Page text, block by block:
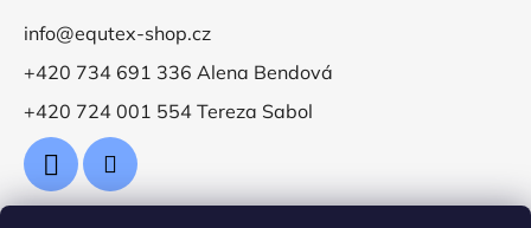
info@equtex-shop.cz
+420 734 691 336 Alena Bendová
+420 724 001 554 Tereza Sabol